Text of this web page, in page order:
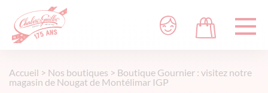
Accueil > Nos boutiques > Boutique Gournier : visitez notre
magasin de Nougat de Montélimar IGP